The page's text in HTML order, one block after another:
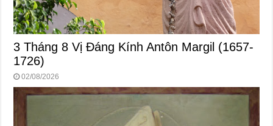
3 Tháng 8 Vị Ðáng Kính Antôn Margil (1657-
1726)
02/08/2026